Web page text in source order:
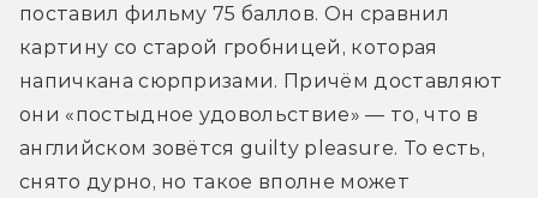
поставил фильму 75 баллов. Он сравнил
картину со старой гробницей, которая
напичкана сюрпризами. Причём доставляют
они «постыдное удовольствие» — то, что в
английском зовётся guilty pleasure. То есть,
снято дурно, но такое вполне может